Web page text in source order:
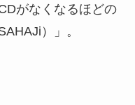
がなくなるほどの
）」。